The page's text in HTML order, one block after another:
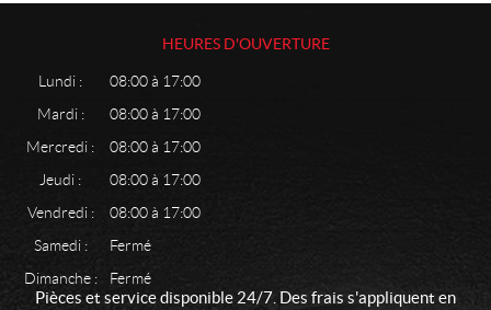
HEURES D'OUVERTURE
Lundi :
08:00 à 17:00
Mardi :
08:00 à 17:00
Mercredi :
08:00 à 17:00
Jeudi :
08:00 à 17:00
Vendredi :
08:00 à 17:00
Samedi :
Fermé
Dimanche :
Fermé
Pièces et service disponible 24/7. Des frais s'appliquent en